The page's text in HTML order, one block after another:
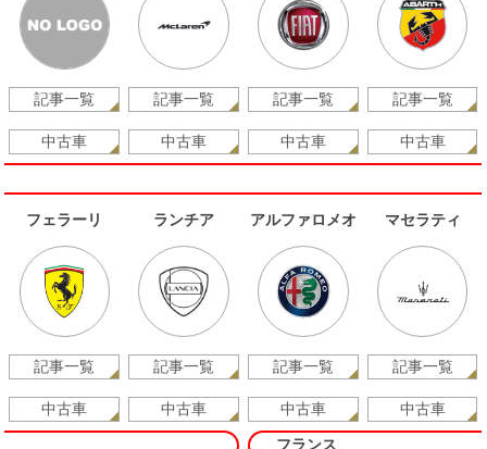
記事一覧
中古車
記事一覧
中古車
記事一覧
中古車
記事一覧
中古車
フェラーリ
記事一覧
中古車
ランチア
記事一覧
中古車
アルファロメオ
記事一覧
中古車
マセラティ
記事一覧
中古車
フランス